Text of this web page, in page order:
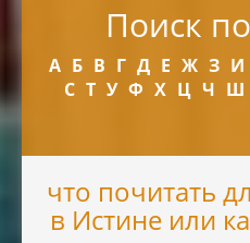
Поиск
А Б В Г Д Е Ж З И
С Т У Ф Х Ц Ч Ш
что почитать
в Истине или